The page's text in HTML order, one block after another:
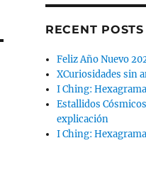
RECENT POSTS
Feliz Año Nuevo
XCuriosidades sin
I Ching:
Estallidos
explicación
I Ching: